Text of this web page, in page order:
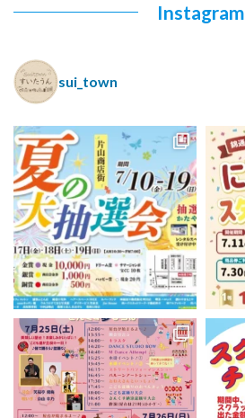
Instagram
sui_town